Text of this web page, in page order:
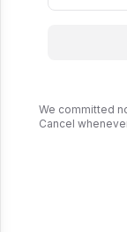
We committed
Cancel